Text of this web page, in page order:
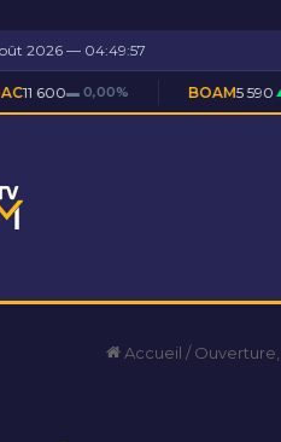
2026 — 04:49:58
BOAM5 590 ▲ +0,09%
Accueil /